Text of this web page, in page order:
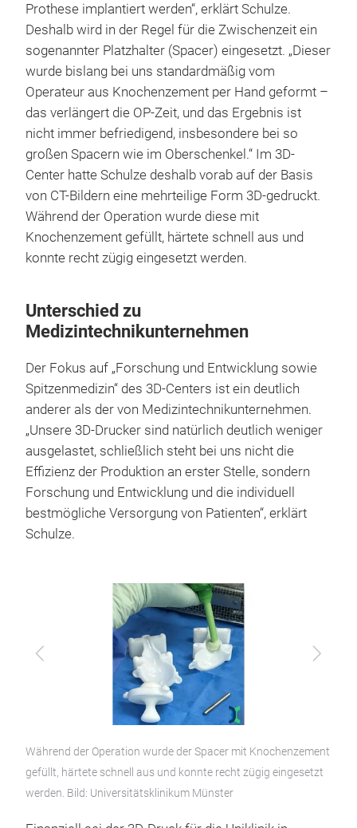
Prothese implantiert werden“, erklärt Schulze.
Deshalb wird in der Regel für die Zwischenzeit ein
sogenannter Platzhalter (Spacer) eingesetzt. „Dieser
wurde bislang bei uns standardmäßig vom
Operateur aus Knochenzement per Hand geformt –
das verlängert die OP-Zeit, und das Ergebnis ist
nicht immer befriedigend, insbesondere bei so
großen Spacern wie im Oberschenkel.“ Im 3D-
Center hatte Schulze deshalb vorab auf der Basis
von CT-Bildern eine mehrteilige Form 3D-gedruckt.
Während der Operation wurde diese mit
Knochenzement gefüllt, härtete schnell aus und
konnte recht zügig eingesetzt werden.
Unterschied zu
Medizintechnikunternehmen
Der Fokus auf „Forschung und Entwicklung sowie
Spitzenmedizin“ des 3D-Centers ist ein deutlich
anderer als der von Medizintechnikunternehmen.
„Unsere 3D-Drucker sind natürlich deutlich weniger
ausgelastet, schließlich steht bei uns nicht die
Effizienz der Produktion an erster Stelle, sondern
Forschung und Entwicklung und die individuell
bestmögliche Versorgung von Patienten“, erklärt
Schulze.
Zurück Vor
Während der Operation wurde der Spacer mit Knochenzement
gefüllt, härtete schnell aus und konnte recht zügig eingesetzt
werden. Bild: Universitätsklinikum Münster